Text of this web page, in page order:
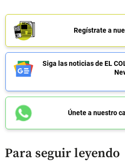
Regístrate a
Siga las noticias de EL
Únete a nuestro
Para seguir leyendo